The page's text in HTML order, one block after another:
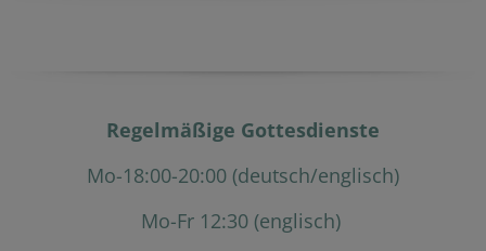
Regelmäßige Gottesdienste
Mo-18:00-20:00 (deutsch/englisch)
Mo-Fr 12:30 (englisch)